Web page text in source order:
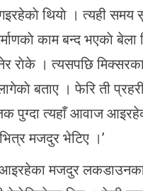
थियाे । त्यही समय
काम बन्द भएकाे
राेके । त्यसपछि
बताए । फेरि ती
पुग्दा त्यहाँ आवाज
मजदुर भेटिए ।’
आइरहेका मजदुर